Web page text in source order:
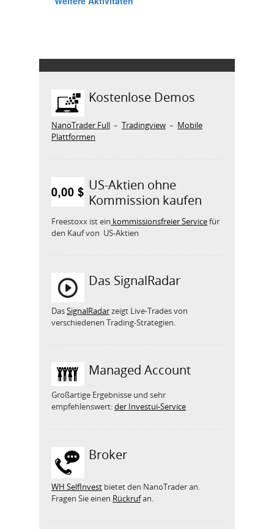
Kostenlose Demos
NanoTrader Full – Tradingview – Mobile
Plattformen
US-Aktien ohne
Kommission kaufen
Freestoxx ist ein kommissionsfreier Servicefür
den Kauf von US-Aktien
Das SignalRadar
DasSignalRadarzeigt Live-Trades von
verschiedenen Trading-Strategien.
Managed Account
Großartige Ergebnisse und sehr
empfehlenswert:der Investui-Service
Broker
WH SelfInvest bietet den NanoTrader an.
Fragen Sie einen Rückrufan.